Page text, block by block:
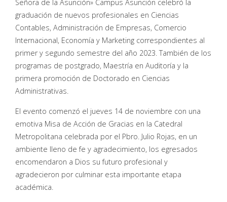
Señora de la Asunción» Campus Asunción celebró la
graduación de nuevos profesionales en Ciencias
Contables, Administración de Empresas, Comercio
Internacional, Economía y Marketing correspondientes al
primer y segundo semestre del año 2023. También de los
programas de postgrado, Maestría en Auditoría y la
primera promoción de Doctorado en Ciencias
Administrativas.
El evento comenzó el jueves 14 de noviembre con una
emotiva Misa de Acción de Gracias en la Catedral
Metropolitana celebrada por el Pbro. Julio Rojas, en un
ambiente lleno de fe y agradecimiento, los egresados ​​
encomendaron a Dios su futuro profesional y
agradecieron por culminar esta importante etapa
académica.